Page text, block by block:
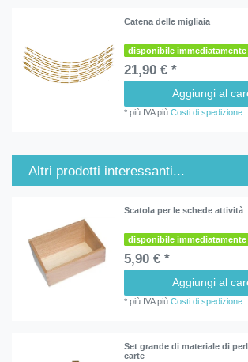
Catena delle migliaia
disponibile immediatamente
21,90 € *
Aggiungi al
*più IVApiùCosti di spedizione
Altri prodotti interessanti...
Scatola per le schede attività
disponibile immediatamente
5,90 € *
Aggiungi al
*più IVApiùCosti di spedizione
Set grande di materiale di
carte